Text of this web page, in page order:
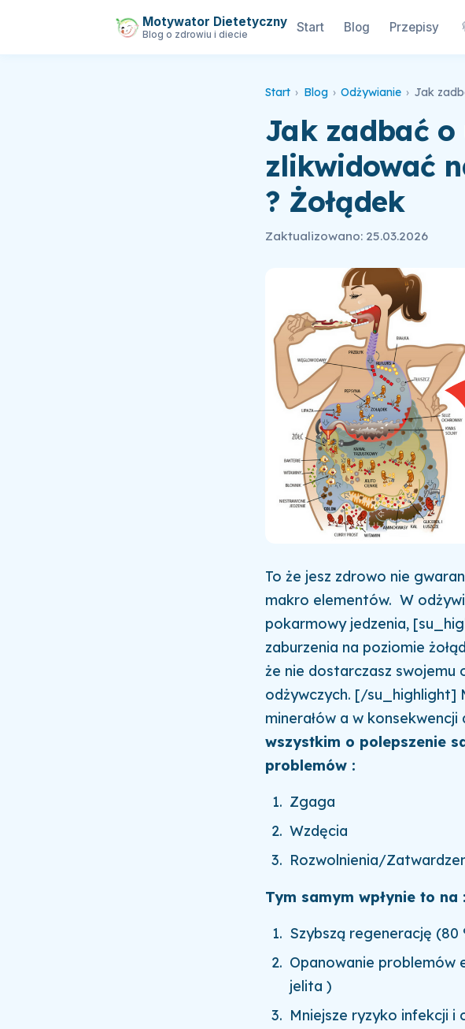
Motywator Dietetyczny
Blog o zdrowiu i diecie Start Blog Przepisy
Start › Blog › Odżywianie ›
Jak zadbać o
zlikwidować
? Żołądek
Zaktualizowano: 25.03.2026
To że jesz zdrowo nie
makro elementów. W
pokarmowy jedzenia,
zaburzenia na poziomie
że nie dostarczasz swojemu
odżywczych. [/su_highlight]
minerałów a w
wszystkim o polepszenie
problemów :
Zgaga
Wzdęcia
Rozwolnienia/
Tym samym wpłynie to na :
Szybszą regenerację
Opanowanie
jelita )
Mniejsze ryzyko infekcji